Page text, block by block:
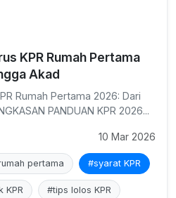
KPR Rumah Pertama
Akad
Rumah Pertama 2026: Dari
PANDUAN KPR 2026...
10 Mar 2026
pertama #syarat KPR
KPR #tips lolos KPR